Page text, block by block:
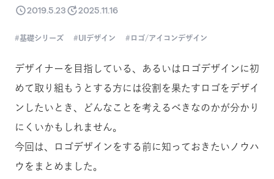
2019.5.23 2025.11.16
基礎シリーズ UIデザイン ロゴ/アイコンデザイン
デザイナーを目指している、あるいはロゴデザインに初
めて取り組もうとする方には役割を果たすロゴをデザイ
ンしたいとき、どんなことを考えるべきなのかが分かり
にくいかもしれません。
今回は、ロゴデザインをする前に知っておきたいノウハ
ウをまとめました。